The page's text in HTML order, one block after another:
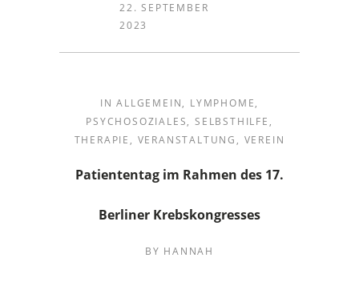
22. SEPTEMBER
2023
IN ALLGEMEIN, LYMPHOME,
PSYCHOSOZIALES,SELBSTHILFE ,
THERAPIE , VERANSTALTUNG , VEREIN
Patiententag im Rahmen des 17.
Berliner Krebskongresses
BY HANNAH